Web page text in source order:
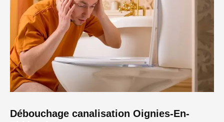
Débouchage canalisation Oignies-En-